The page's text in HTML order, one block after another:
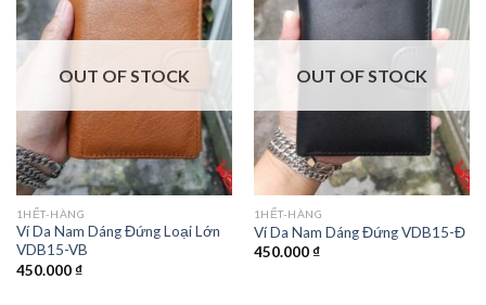
OUT OF STOCK
1HẾT-HÀNG
Ví Da Nam Dáng Đứng Loại Lớn
VDB15-VB
450.000₫
OUT OF STOCK
1HẾT-HÀNG
Ví Da Nam Dáng Đứng VDB15-Đ
450.000₫